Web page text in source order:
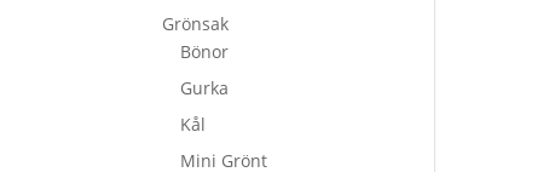
Grönsak
Bönor
Gurka
Kål
Mini Grönt